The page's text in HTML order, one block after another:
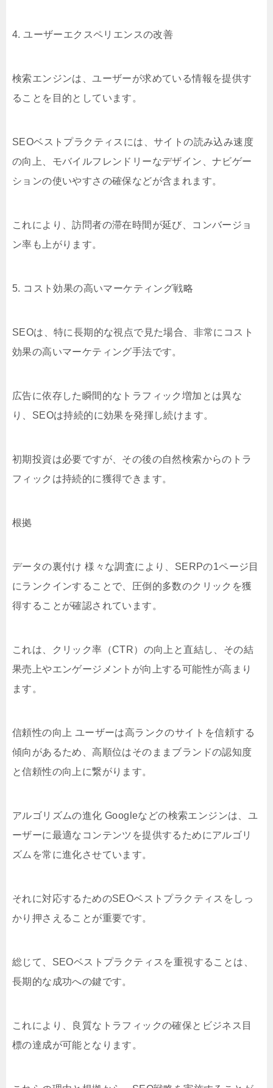
4. ユーザーエクスペリエンスの改善
検索エンジンは、ユーザーが求めている情報を提供す
ることを目的としています。
SEOベストプラクティスには、サイトの読み込み速度
の向上、モバイルフレンドリーなデザイン、ナビゲー
ションの使いやすさの確保などが含まれます。
これにより、訪問者の滞在時間が延び、コンバージョ
ン率も上がります。
5. コスト効果の高いマーケティング戦略
SEOは、特に長期的な視点で見た場合、非常にコスト
効果の高いマーケティング手法です。
広告に依存した瞬間的なトラフィック増加とは異な
り、SEOは持続的に効果を発揮し続けます。
初期投資は必要ですが、その後の自然検索からのトラ
フィックは持続的に獲得できます。
根拠
データの裏付け 様々な調査により、SERPの1ページ目
にランクインすることで、圧倒的多数のクリックを獲
得することが確認されています。
これは、クリック率（CTR）の向上と直結し、その結
果売上やエンゲージメントが向上する可能性が高まり
ます。
信頼性の向上 ユーザーは高ランクのサイトを信頼する
傾向があるため、高順位はそのままブランドの認知度
と信頼性の向上に繋がります。
アルゴリズムの進化 Googleなどの検索エンジンは、ユ
ーザーに最適なコンテンツを提供するためにアルゴリ
ズムを常に進化させています。
それに対応するためのSEOベストプラクティスをしっ
かり押さえることが重要です。
総じて、SEOベストプラクティスを重視することは、
長期的な成功への鍵です。
これにより、良質なトラフィックの確保とビジネス目
標の達成が可能となります。